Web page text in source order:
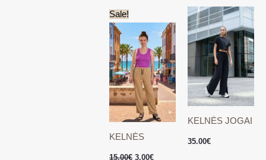
Sale!
KELNĖS
15.00€
price
was:
15.00€.
3.00€
price
is:
3.00€.
KELNĖS JOGAI
35.00€